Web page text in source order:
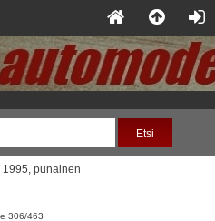
punainen
306/463